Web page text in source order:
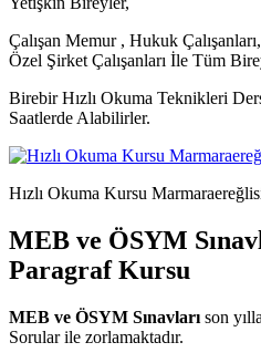
Çalışan Memur , Hukuk
Özel Şirket Çalışanları İle Tüm
Birebir Hızlı Okuma Teknikleri
Saatlerde Alabilirler.
Hızlı Okuma Kursu
MEB ve ÖSYM
Paragraf Kursu
MEB ve ÖSYM Sınavları son
Sorular ile zorlamaktadır.